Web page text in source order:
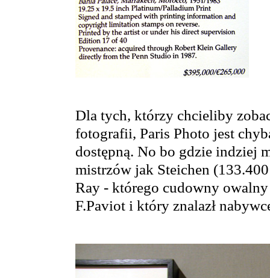
Dla tych, którzy chcieliby
fotografii, Paris Photo jest
dostępną. No bo gdzie indziej
mistrzów jak Steichen
Ray - którego cudowny
F.Paviot i który znalazł